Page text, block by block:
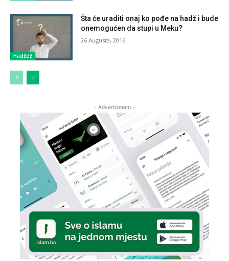
Hadždž
Šta će uraditi onaj ko pođe na hadž i bude
onemogućen da stupi u Meku?
26 Augusta, 2016
- Advertisment -